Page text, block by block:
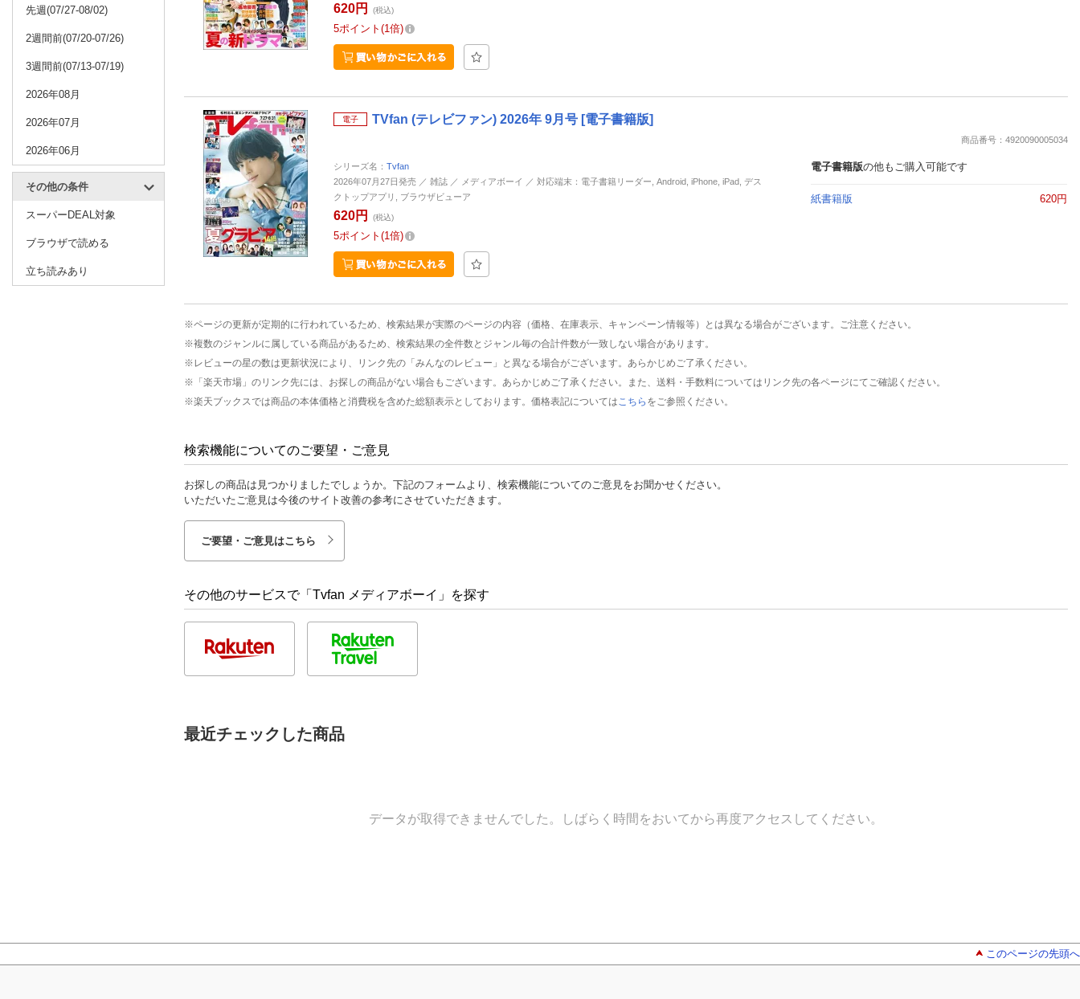
先週(07/27-08/02)
2週間前(07/20-07/26)
3週間前(07/13-07/19)
2026年08月
2026年07月
2026年06月
その他の条件
スーパーDEAL対象
ブラウザで読める
立ち読みあり
620円 (税込)
5ポイント 1倍
電子 TVfan (テレビファン) 2026年 9月号 [電子書籍版]
商品番号：4920090005034
シリーズ名： Tvfan
2026年07月27日発売 ／ 雑誌 ／ メディアボーイ ／ 対応端末：電子書籍リーダー, Android, iPhone, iPad, デス
クトップアプリ, ブラウザビューア
620円 (税込)
5ポイント 1倍
電子書籍版の他もご購入可能です
紙書籍版 620円
※ページの更新が定期的に行われているため、検索結果が実際のページの内容（価格、在庫表示、キャンペーン情報等）とは異なる場合がございます。ご注意ください。
※複数のジャンルに属している商品があるため、検索結果の全件数とジャンル毎の合計件数が一致しない場合があります。
※レビューの星の数は更新状況により、リンク先の「みんなのレビュー」と異なる場合がございます。あらかじめご了承ください。
※「楽天市場」のリンク先には、お探しの商品がない場合もございます。あらかじめご了承ください。また、送料・手数料についてはリンク先の各ページにてご確認ください。
※楽天ブックスでは商品の本体価格と消費税を含めた総額表示としております。価格表記については こちら をご参照ください。
検索機能についてのご要望・ご意見
お探しの商品は見つかりましたでしょうか。下記のフォームより、検索機能についてのご意見をお聞かせください。
いただいたご意見は今後のサイト改善の参考にさせていただきます。
ご要望・ご意見はこちら
その他のサービスで「Tvfan メディアボーイ」を探す
最近チェックした商品
データが取得できませんでした。しばらく時間をおいてから再度アクセスしてください。
このページの先頭へ